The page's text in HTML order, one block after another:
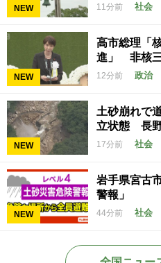
NEW 11分前 社会
NEW
高市総理「
進」 非核
12分前 政治
NEW
土砂崩れで
立状態 長
17分前 社会
NEW
岩手県宮古
警報」
44分前 社会